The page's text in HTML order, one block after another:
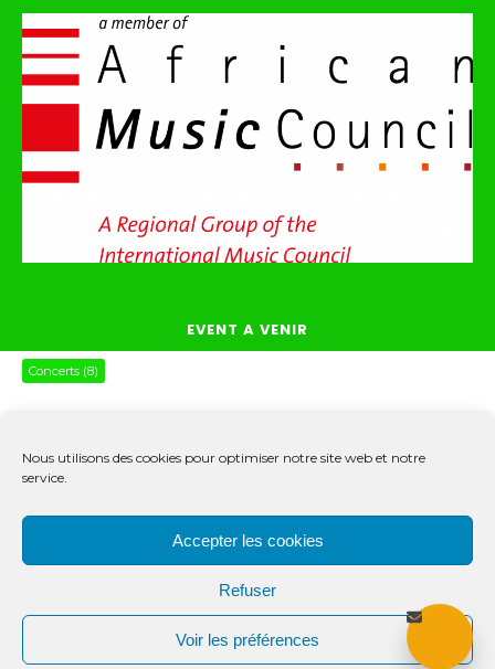
Nous utilisons des cookies pour optimiser notre site web et notre
service.
Accepter les cookies
Refuser
Voir les préférences
EVENT A VENIR
Concerts (8)
© 2020 ANACIMM
Association Nigériennes des Auteurs Compositeurs interprètes et
Webdisign : Aboubacar Lawa - Launac - France